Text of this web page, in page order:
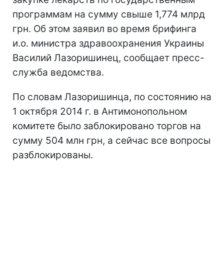
программам на сумму свыше 1,774 млрд
грн. Об этом заявил во время брифинга
и.о. министра здравоохранения Украины
Василий Лазоришинец, сообщает пресс-
служба ведомства.
По словам Лазоришинца, по состоянию на
1 октября 2014 г. в Антимонопольном
комитете было заблокировано торгов на
сумму 504 млн грн, а сейчас все вопросы
разблокированы.